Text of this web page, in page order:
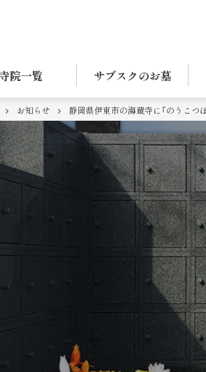
寺院一覧 サブスクのお墓
お知らせ 静岡県伊東市の海蔵寺に「のうこつ